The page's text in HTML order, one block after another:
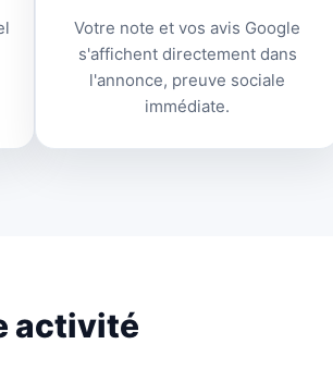
Votre note et vos avis Google
s'affichent directement dans
l'annonce, preuve sociale
immédiate.
activité